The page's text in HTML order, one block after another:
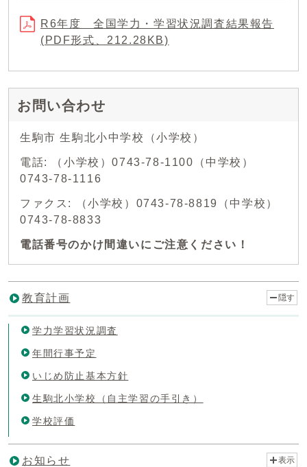
R6年度 全国学力・学習状況調査結果報告
(PDF形式、212.28KB)
お問い合わせ
生駒市 生駒北小中学校（小学校）
電話: （小学校）0743-78-1100（中学校）
0743-78-1116
ファクス: （小学校）0743-78-8819（中学校）
0743-78-8833
電話番号のかけ間違いにご注意ください！
教育計画 隠す
学力学習状況調査
年間行事予定
いじめ防止基本方針
生駒北小学校（自主学習の手引き）
学校評価
お知らせ 表示